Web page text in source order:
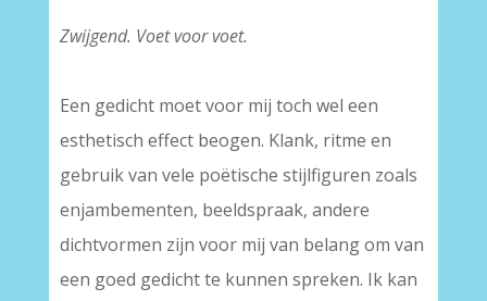
Zwijgend. Voet voor voet.
Een gedicht moet voor mij toch wel een
esthetisch effect beogen. Klank, ritme en
gebruik van vele poëtische stijlfiguren zoals
enjambementen, beeldspraak, andere
dichtvormen zijn voor mij van belang om van
een goed gedicht te kunnen spreken. Ik kan